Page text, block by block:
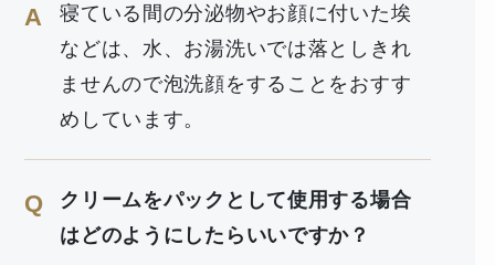
A
寝ている間の分泌物やお顔に付いた埃
などは、水、お湯洗いでは落としきれ
ませんので泡洗顔をすることをおすす
めしています。
Q
クリームをパックとして使用する場合
はどのようにしたらいいですか？